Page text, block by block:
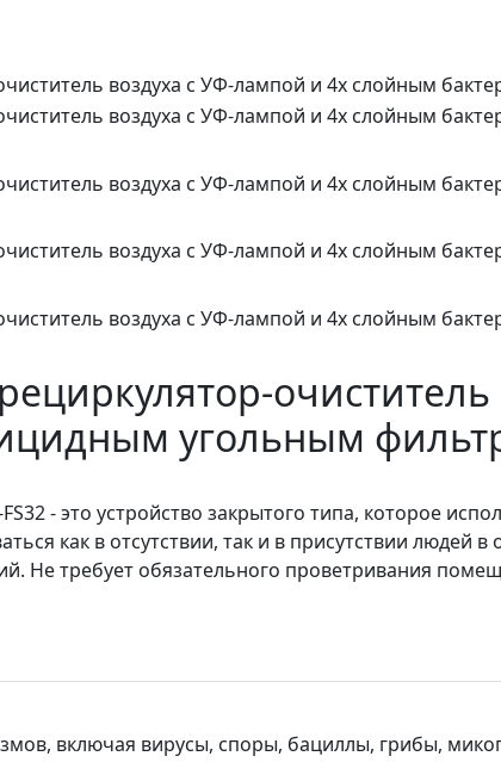
угольным
- это устройство закрытого типа, которое
как в отсутствии, так и в присутствии
Не требует обязательного проветривания
включая вирусы, споры, бациллы, грибы,